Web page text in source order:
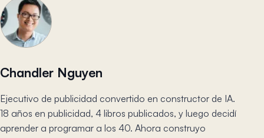
Chandler Nguyen
Ejecutivo de publicidad convertido en constructor de IA.
18 años en publicidad, 4 libros publicados, y luego decidí
aprender a programar a los 40. Ahora construyo